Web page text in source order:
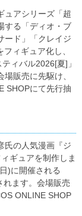
ュアシリーズ「超
する「ディオ・ブ
ード」「クレイジ
ィギュア化し、
ィバル2026[夏]」
販売に先駆け、
SHOPにて先行抽
氏の人気漫画『ジ
ギュアを制作しま
)に開催される
れます。会場販売
ONLINE SHOP